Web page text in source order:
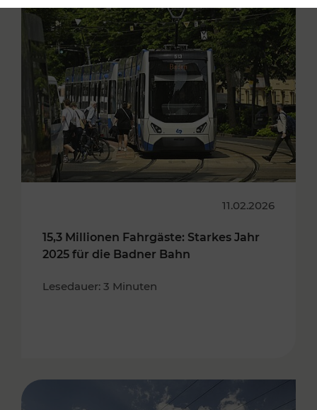
11.02.2026
15,3 Millionen Fahrgäste: Starkes Jahr
2025 für die Badner Bahn
Lesedauer: 3 Minuten